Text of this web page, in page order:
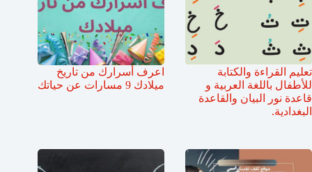
تعليم القراءة والكتابة
للأطفال باللغة العربية و
قاعدة نور البيان والقاعدة
البغدادية.
اعرف أسرارك من تاريخ
ميلادك 9 مسارات عن حياتك